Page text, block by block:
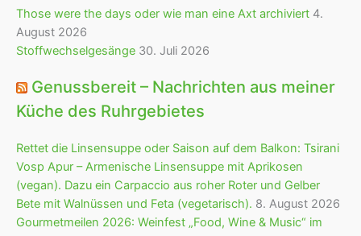
Those were the days oder wie man eine Axt archiviert 4.
August 2026
Stoffwechselgesänge 30. Juli 2026
Genussbereit – Nachrichten aus meiner
Küche des Ruhrgebietes
Rettet die Linsensuppe oder Saison auf dem Balkon: Tsirani
Vosp Apur – Armenische Linsensuppe mit Aprikosen
(vegan). Dazu ein Carpaccio aus roher Roter und Gelber
Bete mit Walnüssen und Feta (vegetarisch). 8. August 2026
Gourmetmeilen 2026: Weinfest „Food, Wine & Music“ im